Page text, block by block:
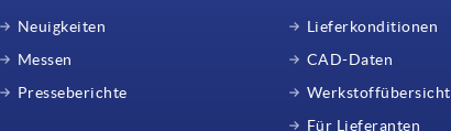
Neuigkeiten
Messen
Presseberichte
Lieferkonditionen
CAD-Daten
Werkstoffübersicht
Für Lieferanten